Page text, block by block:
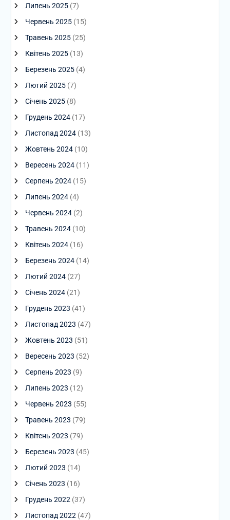
Липень 2025(7)
Червень 2025(15)
Травень 2025(25)
Квітень 2025(13)
Березень 2025(4)
Лютий 2025(7)
Січень 2025(8)
Грудень 2024(17)
Листопад 2024(13)
Жовтень 2024(10)
Вересень 2024(11)
Серпень 2024(15)
Липень 2024(4)
Червень 2024(2)
Травень 2024(10)
Квітень 2024(16)
Березень 2024(14)
Лютий 2024(27)
Січень 2024(21)
Грудень 2023 (41)
Листопад 2023 (47)
Жовтень 2023 (51)
Вересень 2023 (52)
Серпень 2023 (9)
Липень 2023 (12)
Червень 2023 (55)
Травень 2023 (79)
Квітень 2023 (79)
Березень 2023 (45)
Лютий 2023 (14)
Січень 2023 (16)
Грудень 2022 (37)
Листопад 2022 (47)